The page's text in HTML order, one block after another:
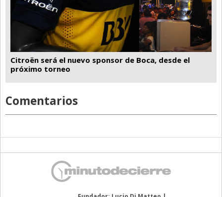
Citroën será el nuevo sponsor de Boca, desde el
próximo torneo
Comentarios